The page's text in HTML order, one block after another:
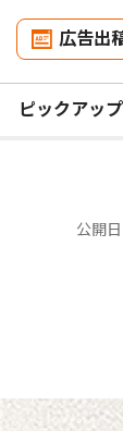
広告出
ピックアップ
公開